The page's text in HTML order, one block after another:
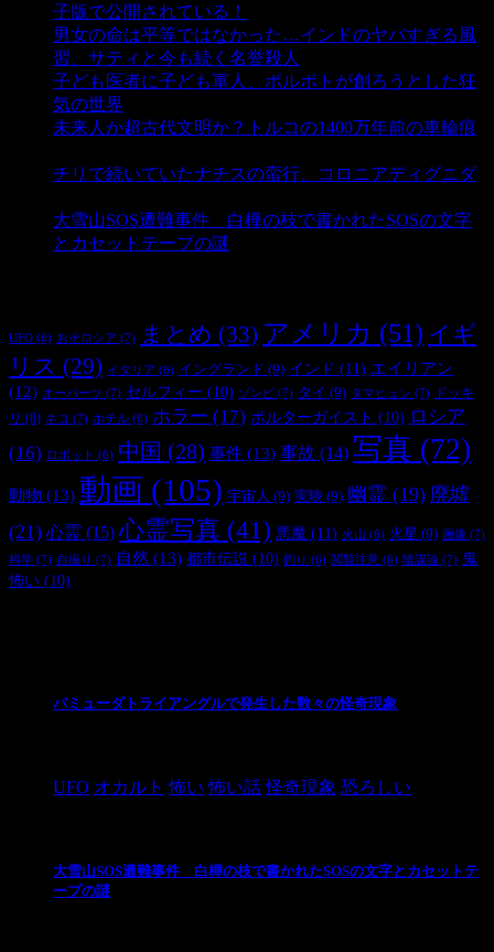
子版で公開されている！
男女の命は平等ではなかった…インドのヤバすぎる風
習、サティと今も続く名誉殺人
子ども医者に子ども軍人、ポルポトが創ろうとした狂
気の世界
未来人か超古代文明か？トルコの1400万年前の車輪痕
チリで続いていたナチスの蛮行、コロニアディグニダ
大雪山SOS遭難事件 白樺の枝で書かれたSOSの文字
とカセットテープの謎
UFO (6) おそロシア (7) まとめ (33) アメリカ (51) イギ
リス (29) イタリア (6) イングランド (9) インド (11) エイリアン
(12) オーパーツ (7) セルフィー (10) ゾンビ (7) タイ (9) タマヒュン (7)
ドッキ
リ (8) ネコ (7) ホテル (6) ホラー (17) ポルターガイスト (10) ロシア
(16)
ロボット (6) 中国 (28) 事件 (13) 事故 (14) 写真 (72)
動物 (13) 動画 (105) 宇宙人 (9) 実験 (9) 幽霊 (19) 廃墟
(21) 心霊 (15) 心霊写真 (41) 悪魔 (11) 火山 (6) 火星 (9) 画像 (7)
科学 (7) 自撮り (7) 自然 (13) 都市伝説 (10) 釣り (6) 閲覧注意 (6) 陰謀論 (7) 鬼
怖い (10)
バミューダトライアングルで発生した数々の怪奇現象
UFO オカルト 怖い 怖い話 怪奇現象 恐ろしい
大雪山SOS遭難事件 白樺の枝で書かれたSOSの文字とカセットテ
ープの謎